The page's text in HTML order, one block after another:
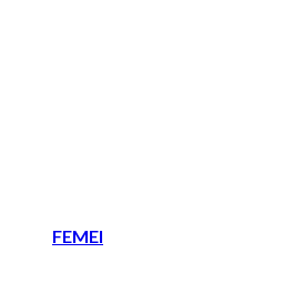
FEMEI